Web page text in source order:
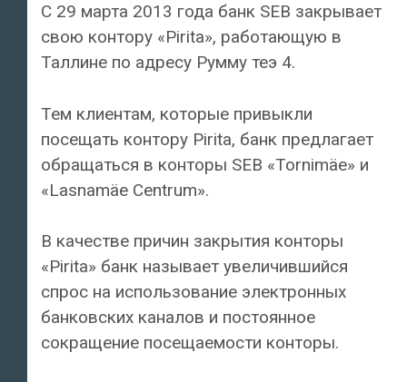
С 29 марта 2013 года банк SEB закрывает
свою контору «Pirita», работающую в
Таллине по адресу Румму теэ 4.
Тем клиентам, которые привыкли
посещать контору Pirita, банк предлагает
обращаться в конторы SEB «Tornimäe» и
«Lasnamäe Centrum».
В качестве причин закрытия конторы
«Pirita» банк называет увеличившийся
спрос на использование электронных
банковских каналов и постоянное
сокращение посещаемости конторы.